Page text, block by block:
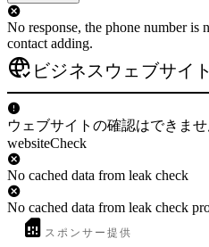
No response, the phone number is
contact adding.
ビジネスウェブサイト
ウェブサイトの確認はできませ
websiteCheck
No cached data from leak check
No cached data from leak check
スポンサー提供